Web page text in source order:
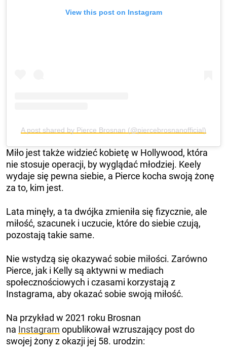
View this post on Instagram
A post shared by Pierce Brosnan (@piercebrosnanofficial)
Miło jest także widzieć kobietę w Hollywood, która
nie stosuje operacji, by wyglądać młodziej. Keely
wydaje się pewna siebie, a Pierce kocha swoją żonę
za to, kim jest.
Lata minęły, a ta dwójka zmieniła się fizycznie, ale
miłość, szacunek i uczucie, które do siebie czują,
pozostają takie same.
Nie wstydzą się okazywać sobie miłości. Zarówno
Pierce, jak i Kelly są aktywni w mediach
społecznościowych i czasami korzystają z
Instagrama, aby okazać sobie swoją miłość.
Na przykład w 2021 roku Brosnan
na Instagram opublikował wzruszający post do
swojej żony z okazji jej 58. urodzin: